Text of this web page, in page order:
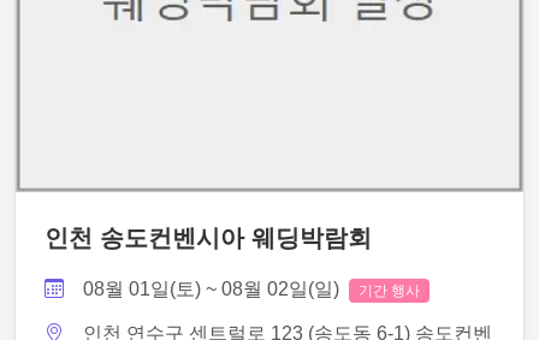
인천 송도컨벤시아 웨딩박람회
08월 01일(토) ~ 08월 02일(일) 기간 행사
인천 연수구 센트럴로 123 (송도동 6-1) 송도컨벤